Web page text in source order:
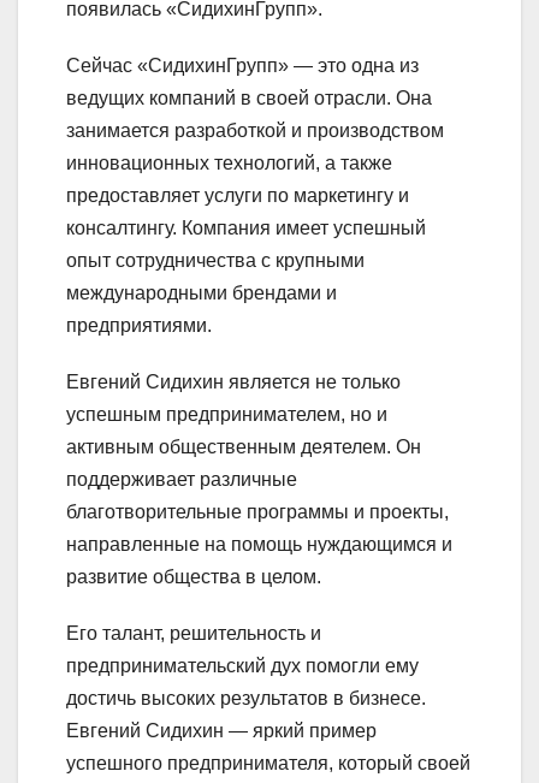
появилась «СидихинГрупп».
Сейчас «СидихинГрупп» — это одна из
ведущих компаний в своей отрасли. Она
занимается разработкой и производством
инновационных технологий, а также
предоставляет услуги по маркетингу и
консалтингу. Компания имеет успешный
опыт сотрудничества с крупными
международными брендами и
предприятиями.
Евгений Сидихин является не только
успешным предпринимателем, но и
активным общественным деятелем. Он
поддерживает различные
благотворительные программы и проекты,
направленные на помощь нуждающимся и
развитие общества в целом.
Его талант, решительность и
предпринимательский дух помогли ему
достичь высоких результатов в бизнесе.
Евгений Сидихин — яркий пример
успешного предпринимателя, который своей